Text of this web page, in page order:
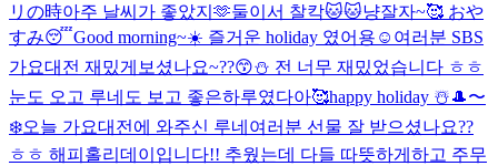
リの時아주 날씨가 좋았지🫶둘이서 찰칵🐱🐱냥잘자~🥰 おや
すみ😴Good morning~☀️ 즐거운 holiday 였어용☺️ 여러분 SBS
가요대전 재밌게보셨나요~??😙⛄️ 전 너무 재밌었습니다 ㅎㅎ
눈도 오고 루네도 보고 좋은하루였다아🥰happy holiday ☃️🎩〜
❄️오늘 가요대전에 와주신 루네여러분 선물 잘 받으셨나요??
ㅎㅎ 해피홀리데이입니다!! 추웠는데 다들 따뜻하게하고 주무